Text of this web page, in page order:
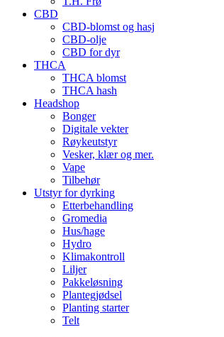
CBD
CBD-blomst og hasj
CBD-olje
CBD for dyr
THCA
THCA blomst
THCA hash
Headshop
Bonger
Digitale vekter
Røykeutstyr
Vesker, klær og mer.
Vape
Tilbehør
Utstyr for dyrking
Etterbehandling
Gromedia
Hus/hage
Hydro
Klimakontroll
Liljer
Pakkeløsning
Plantegjødsel
Planting starter
Telt